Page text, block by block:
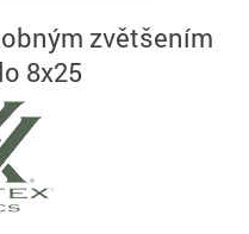
zvětšením
8x25